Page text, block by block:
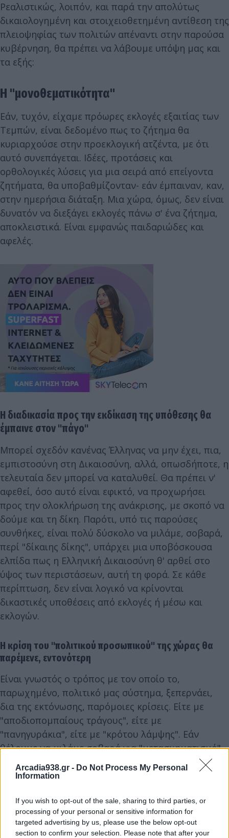
Arcadia938.gr - Do Not Process My Personal
Information
If you wish to opt-out of the sale, sharing to third parties, or
processing of your personal or sensitive information for
targeted advertising by us, please use the below opt-out
section to confirm your selection. Please note that after your
Ρεαλιστικώς, λοιπόν, και παρά την απολύτως
δικαιολογημένη και στοιχειοθετημένη αντίθεση της
πλειοψηφίας των πολιτών απέναντι στην παρούσα
κυβέρνηση, θα πρέπει να λάβουμε υπόψη μας και
τα εξής:
Η "μονοθεματικότητα"
Εάν, τυχόν, είχαμε πρόωρες εκλογές εξαιτίας των
Τεμπών, είναι δεδομένο πως το ζήτημα θα
κυριαρχούσε στην προεκλογική ατζέντα, με ότι
αυτό συνεπάγεται. Ιδέες, προτάσεις και
ορθολογικές λύσεις για μια σειρά από επείγοντα
ζητήματα, θα υποβαθμίζονταν- εάν έμπαιναν, καν,
στην ημερήσια διάταξη. Μια χώρα, όμως, δεν είναι
δυνατόν να διεξάγει εκλογές πάνω σ' ένα ζήτημα,
αποκλειστικά. Είναι εμφανώς παιδαριώδες και
αφελές.
Η διαδικασία προς την εκδίκαση της υπόθεσης θα
έμπαινε στον "πάγο"
Μπορεί σχεδόν κανένας Έλληνας να μην έχει, πια,
εμπιστοσύνη στη Δικαιοσύνη, αλλά, οπωσδήποτε, η
τελευταία δεν μπορεί να καταλυθεί. Θα πρέπει ν'
αφεθεί, όσο αυτό είναι εφικτό, να προχωρήσει
προς την ολοκλήρωση της ανάκρισης, με σκοπό να
δούμε και τη δίκη. Παρότι, υπό τις παρούσες
συνθήκες, είναι πολύ δύσκολο να μιλάμε, σοβαρά,
περί "δίκαιης δίκης", υπάρχει μια υποβόσκουσα
ελπίδα πως η Ελληνική Δικαιοσύνη θ' αρθεί στο
ύψος των περιστάσεων, αυτή τη φορά. Σε κάθε
περίπτωση, δεν είναι λογικό να κρίνονται
δικαστικές υποθέσεις από εκλογές ή μέσω και
εκλογών.
Η κρίση του "πολιτικού προσωπικού" της χώρας θα
παρέμενε, εντονότερη
Είναι γνωστός ο τρόπος με τον οποίο το,
παρωχημένο, πολιτικό μας σύστημα, ξεπερνάει,
δια της εκτόνωσης, παρόμοιες κρίσεις. Είτε με
"αποδιοπομπαίους τράγους", είτε με
"πανηγυράκια", είτε με "κρότου λάμψης". Εάν
θέλουμε να μιλάμε σοβαρά για "μετασχηματισμό"
του συστήματος οργάνωσης και διοίκησης, θα
πρέπει να έχουμε υπόψη μας ότι πρόκειται για μια
καθόλου σίγουροι πως είναι αυτό που επιθυμούν
οι περισσότεροι πολίτες. Δυστυχώς, δεν υπάρχουν
"μαγικές λύσεις", ούτε "μεσσίες".....Και, εν